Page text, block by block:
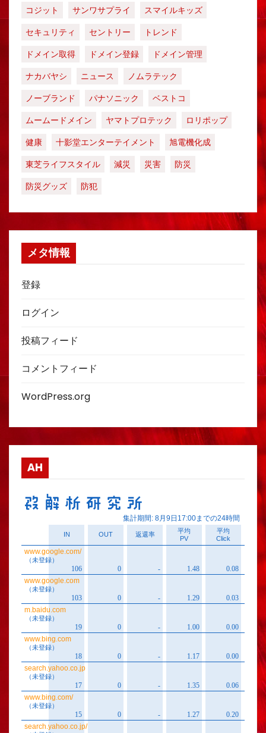
コジット サンワサプライ
スマイルキッズ
セキュリティ
セントリー
トレンド
ドメイン取得
ドメイン登録
ドメイン管理
ナカバヤシ
ニュース
ノムラテック
ノーブランド
パナソニック
ベストコ
ムームードメイン
ヤマトプロテック
ロリポップ
健康
十影堂エンターテイメント
旭電機化成
東芝ライフスタイル
減災 災害
防災
防災グッズ
防犯
メタ情報
登録
ログイン
投稿フィード
コメントフィード
WordPress.org
AH